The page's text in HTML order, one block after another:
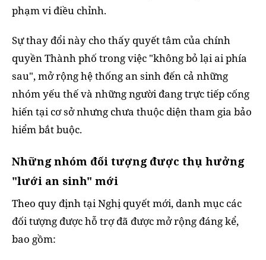
phạm vi điều chỉnh.
Sự thay đổi này cho thấy quyết tâm của chính
quyền Thành phố trong việc "không bỏ lại ai phía
sau", mở rộng hệ thống an sinh đến cả những
nhóm yếu thế và những người đang trực tiếp cống
hiến tại cơ sở nhưng chưa thuộc diện tham gia bảo
hiểm bắt buộc.
Những nhóm đối tượng được thụ hưởng
"lưới an sinh" mới
Theo quy định tại Nghị quyết mới, danh mục các
đối tượng được hỗ trợ đã được mở rộng đáng kể,
bao gồm: